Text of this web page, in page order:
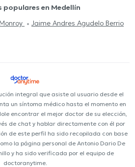
en Medellín
Jaime Andres Agudelo Berrio
integral que asiste al usuario desde el
un síntoma médico hasta el momento en
encontrar el mejor doctor de su elección,
de chat y hablar directamente con él por
de este perfil ha sido recopilada con base
la página personal de Antonio Dario De
y ha sido verificada por el equipo de
doctoranytime.